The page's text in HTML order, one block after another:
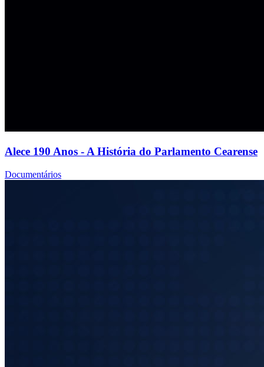
Alece 190 Anos - A História do Parlamento Cearense
Documentários